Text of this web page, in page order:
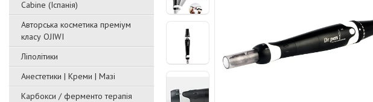
Cabine (Іспанія)
Авторська косметика преміум
класу OJIWI
Ліполітики
Анестетики | Креми | Мазі
Карбокси / ферменто терапія